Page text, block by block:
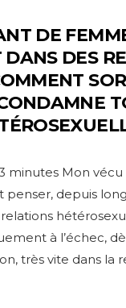
DE
DES
minutes Mon
penser, depuis
à l’échec,
très vite dans la